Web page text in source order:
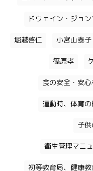
ドウェイン・ジョ
堀越啓仁 小宮山泰子
篠原孝
食の安全・安
運動時、体育
子
衛生管理マニ
初等教育局、健康